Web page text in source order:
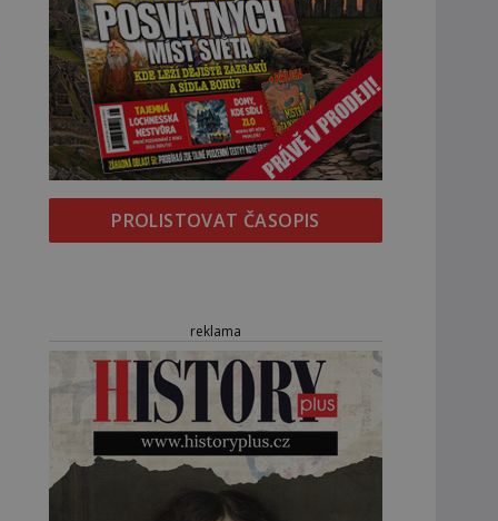
PROLISTOVAT ČASOPIS
reklama